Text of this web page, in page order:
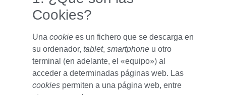
Cookies?
Una cookie es un fichero que se descarga en
su ordenador, tablet, smartphone u otro
terminal (en adelante, el «equipo») al
acceder a determinadas páginas web. Las
cookies permiten a una página web, entre